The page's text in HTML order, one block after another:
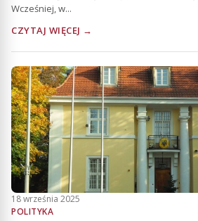
Wcześniej, w...
CZYTAJ WIĘCEJ →
18 września 2025
POLITYKA